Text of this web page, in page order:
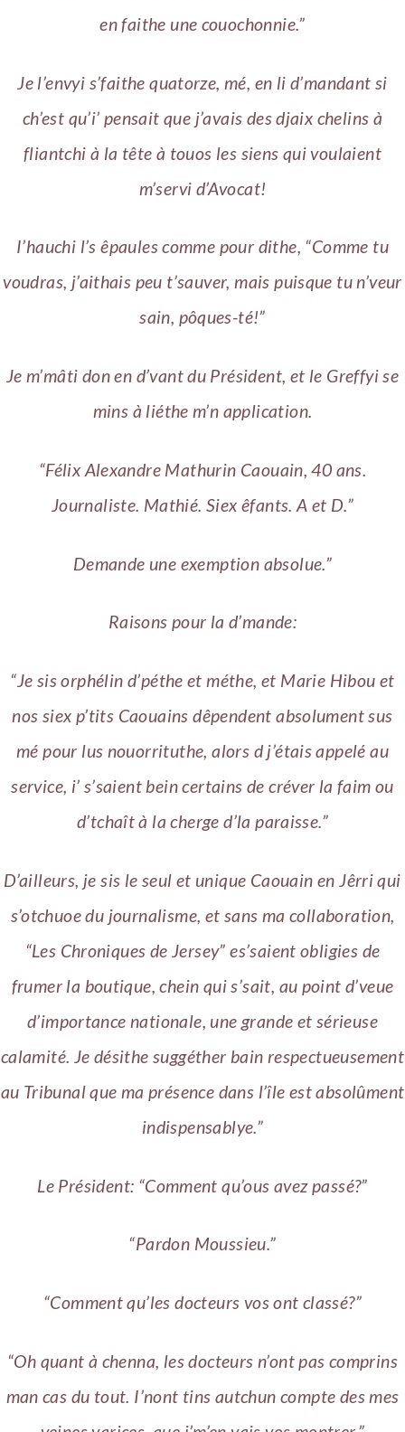
en faithe une couochonnie.”
Je l’envyi s’faithe quatorze, mé, en li d’mandant si
ch’est qu’i’ pensait que j’avais des djaix chelins à
fliantchi à la tête à touos les siens qui voulaient
m’servi d’Avocat!
I’hauchi l’s êpaules comme pour dithe, “Comme tu
voudras, j’aithais peu t’sauver, mais puisque tu n’veur
sain, pôques-té!”
Je m’mâti don en d’vant du Président, et le Greffyi se
mins à liéthe m’n application.
“Félix Alexandre Mathurin Caouain, 40 ans.
Journaliste. Mathié. Siex êfants. A et D.”
Demande une exemption absolue.”
Raisons pour la d’mande:
“Je sis orphélin d’péthe et méthe, et Marie Hibou et
nos siex p’tits Caouains dêpendent absolument sus
mé pour lus nouorrituthe, alors d j’étais appelé au
service, i’ s’saient bein certains de créver la faim ou
d’tchaît à la cherge d’la paraisse.”
D’ailleurs, je sis le seul et unique Caouain en Jêrri qui
s’otchuoe du journalisme, et sans ma collaboration,
“Les Chroniques de Jersey” es’saient obligies de
frumer la boutique, chein qui s’sait, au point d’veue
d’importance nationale, une grande et sérieuse
calamité. Je désithe suggéther bain respectueusement
au Tribunal que ma présence dans l’île est absolûment
indispensablye.”
Le Président: “Comment qu’ous avez passé?”
“Pardon Moussieu.”
“Comment qu’les docteurs vos ont classé?”
“Oh quant à chenna, les docteurs n’ont pas comprins
man cas du tout. I’nont tins autchun compte des mes